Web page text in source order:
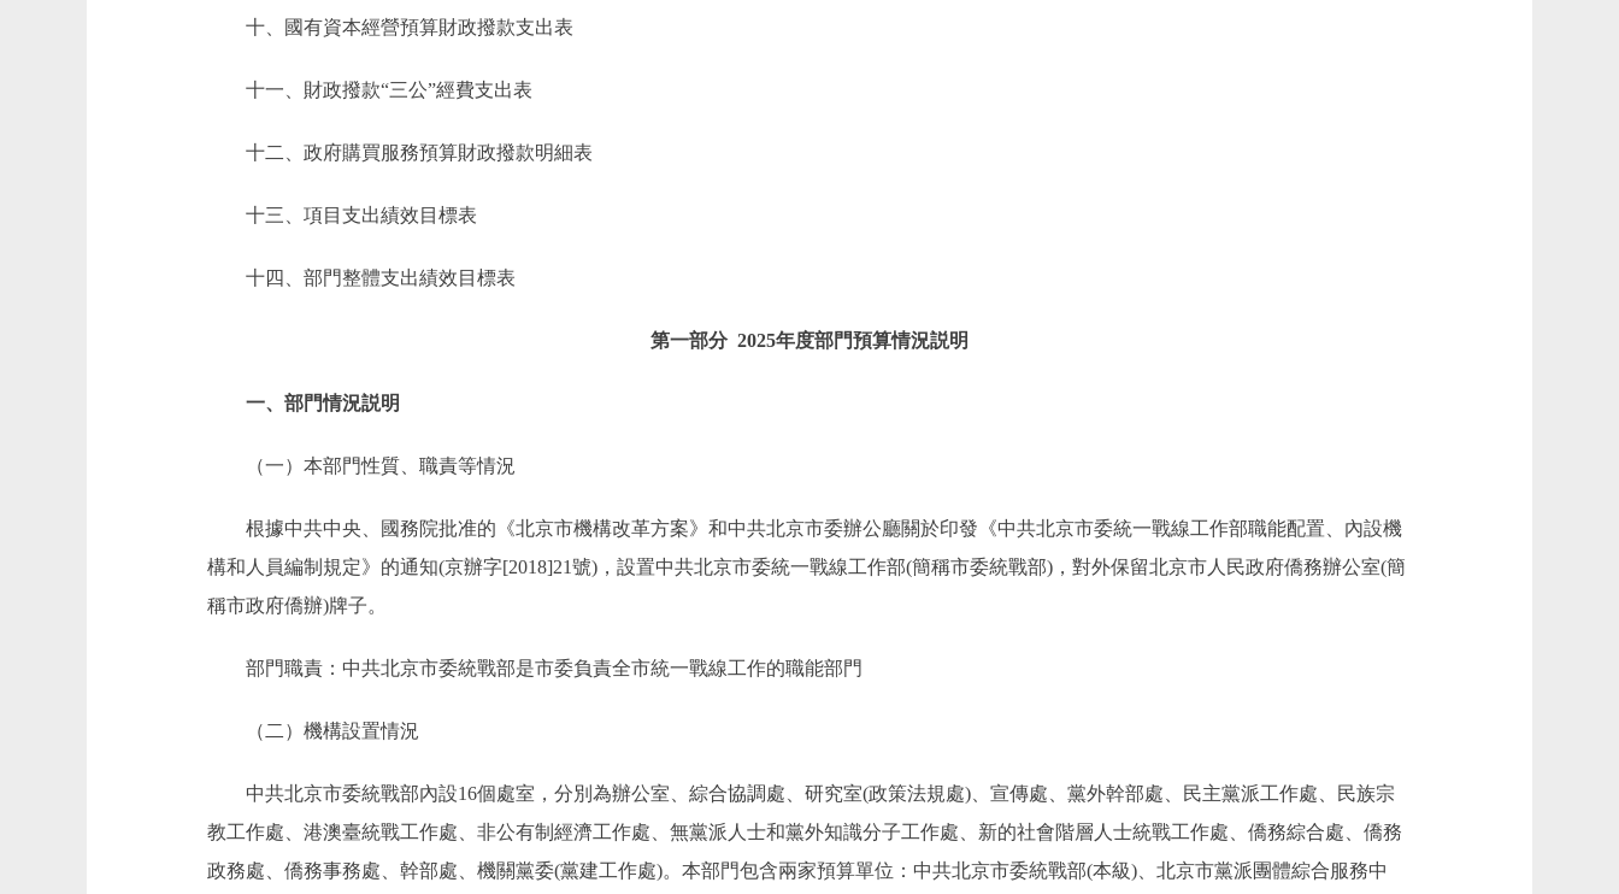
十、國有資本經營預算財政撥款支出表
十一、財政撥款“三公”經費支出表
十二、政府購買服務預算財政撥款明細表
十三、項目支出績效目標表
十四、部門整體支出績效目標表
第一部分 2025年度部門預算情況説明
一、部門情況説明
（一）本部門性質、職責等情況
根據中共中央、國務院批准的《北京市機構改革方案》和中共北京市委辦公廳關於印發《中共北京市委統一戰線工作部職能配置、內設機
構和人員編制規定》的通知(京辦字[2018]21號)，設置中共北京市委統一戰線工作部(簡稱市委統戰部)，對外保留北京市人民政府僑務辦公室(簡
稱市政府僑辦)牌子。
部門職責：中共北京市委統戰部是市委負責全市統一戰線工作的職能部門
（二）機構設置情況
中共北京市委統戰部內設16個處室，分別為辦公室、綜合協調處、研究室(政策法規處)、宣傳處、黨外幹部處、民主黨派工作處、民族宗
教工作處、港澳臺統戰工作處、非公有制經濟工作處、無黨派人士和黨外知識分子工作處、新的社會階層人士統戰工作處、僑務綜合處、僑務
政務處、僑務事務處、幹部處、機關黨委(黨建工作處)。本部門包含兩家預算單位：中共北京市委統戰部(本級)、北京市黨派團體綜合服務中